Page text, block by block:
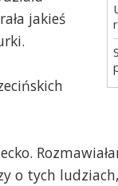
jakieś
o tych